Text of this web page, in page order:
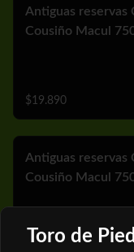
Antiguas reservas
Cousiño Macul
$19.890
Antiguas reservas
Cousiño Macul
Toro de